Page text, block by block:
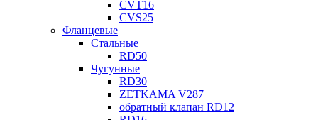
CVT16
CVS25
Фланцевые
Стальные
RD50
Чугунные
RD30
ZETKAMA V287
обратный клапан RD12